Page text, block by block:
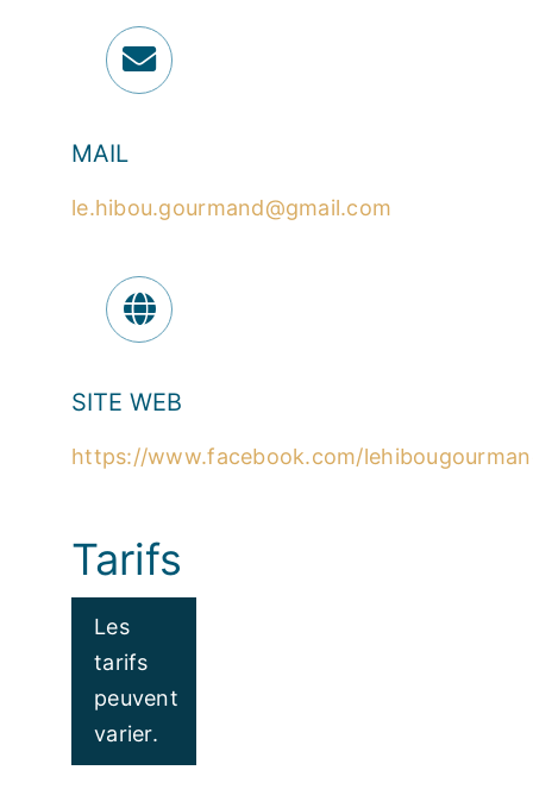
MAIL
le.hibou.gourmand@gmail.com
SITE WEB
https://www.facebook.com/
Tarifs
Les
tarifs
peuvent
varier.